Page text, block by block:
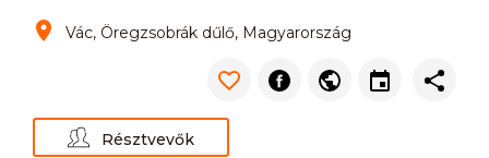
Vác, Öregzsobrák dűlő, Magyarország
Résztvevők